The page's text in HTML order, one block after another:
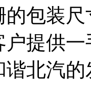
的包装
提供
北汽